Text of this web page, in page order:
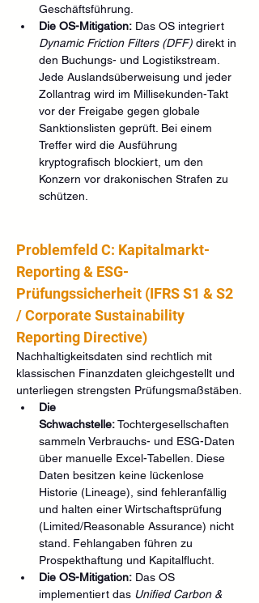
Geschäftsführung.
Die OS-Mitigation: Das OS integriert
Dynamic Friction Filters (DFF) direkt in
den Buchungs- und Logistikstream.
Jede Auslandsüberweisung und jeder
Zollantrag wird im Millisekunden-Takt
vor der Freigabe gegen globale
Sanktionslisten geprüft. Bei einem
Treffer wird die Ausführung
kryptografisch blockiert, um den
Konzern vor drakonischen Strafen zu
schützen.
Problemfeld C: Kapitalmarkt-
Reporting & ESG-
Prüfungssicherheit (IFRS S1 & S2
/ Corporate Sustainability
Reporting Directive)
Nachhaltigkeitsdaten sind rechtlich mit
klassischen Finanzdaten gleichgestellt und
unterliegen strengsten Prüfungsmaßstäben.
Die
Schwachstelle: Tochtergesellschaften
sammeln Verbrauchs- und ESG-Daten
über manuelle Excel-Tabellen. Diese
Daten besitzen keine lückenlose
Historie (Lineage), sind fehleranfällig
und halten einer Wirtschaftsprüfung
(Limited/Reasonable Assurance) nicht
stand. Fehlangaben führen zu
Prospekthaftung und Kapitalflucht.
Die OS-Mitigation: Das OS
implementiert das Unified Carbon &